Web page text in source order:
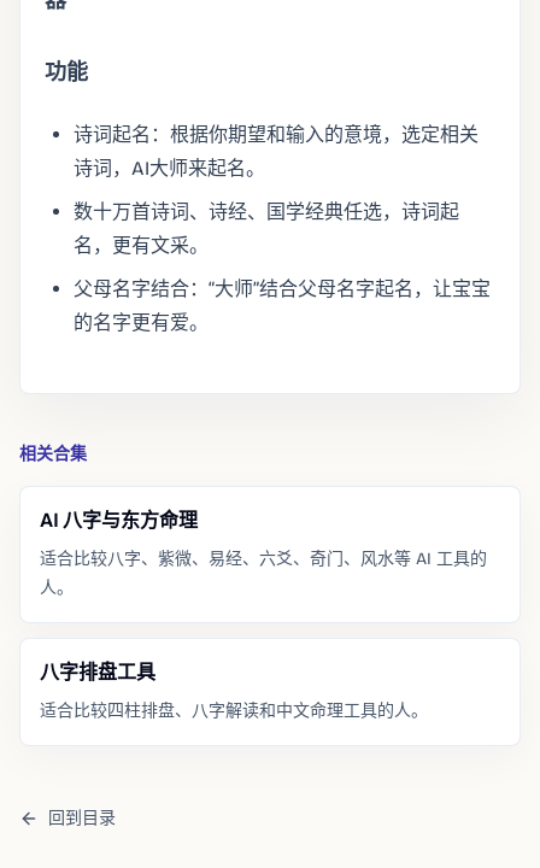
功能
诗词起名：根据你期望和输入的意境，选定相关
诗词，AI大师来起名。
数十万首诗词、诗经、国学经典任选，诗词起
名，更有文采。
父母名字结合：“大师”结合父母名字起名，让宝宝
的名字更有爱。
相关合集
AI 八字与东方命理
适合比较八字、紫微、易经、六爻、奇门、风水等 AI 工具的
人。
八字排盘工具
适合比较四柱排盘、八字解读和中文命理工具的人。
回到目录